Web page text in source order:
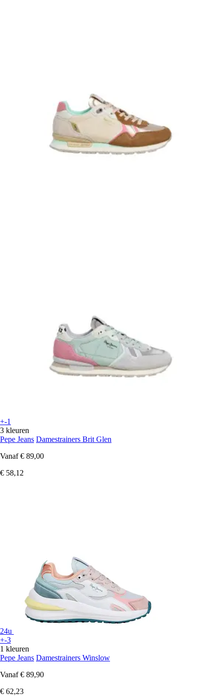
+-1
3 kleuren
Pepe Jeans Damestrainers Brit Glen
Vanaf € 89,00
€ 58,12
24u
+-3
1 kleuren
Pepe Jeans Damestrainers Winslow
Vanaf € 89,90
€ 62,23